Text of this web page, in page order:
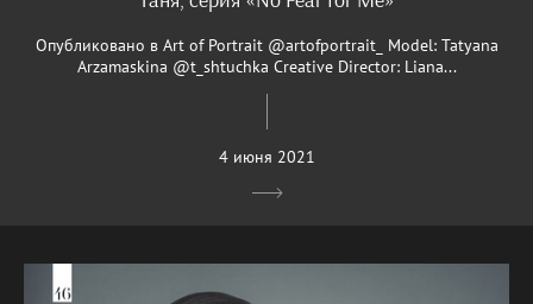
Опубликовано в Art of Portrait @artofportrait_ Model: Tatyana
Arzamaskina @t_shtuchka Creative Director: Liana...
4 июня 2021